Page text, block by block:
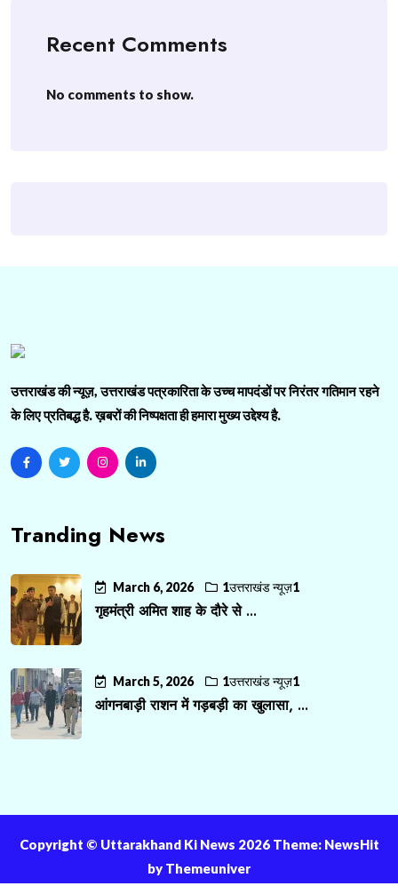
Recent Comments
No comments to show.
उत्तराखंड की न्यूज़, उत्तराखंड पत्रकारिता के उच्च मापदंडों पर निरंतर गतिमान रहने
के लिए प्रतिबद्ध है. ख़बरों की निष्पक्षता ही हमारा मुख्य उद्देश्य है.
Tranding News
March 6, 2026 1उत्तराखंड न्यूज़1
गृहमंत्री अमित शाह के दौरे से ...
March 5, 2026 1उत्तराखंड न्यूज़1
आंगनबाड़ी राशन में गड़बड़ी का खुलासा, ...
Copyright ©️ Uttarakhand Ki News 2026 Theme: NewsHit
by Themeuniver